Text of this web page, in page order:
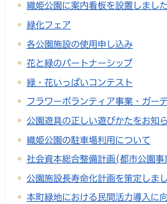
織姫公園に案内看板を設置しました
緑化フェア
各公園施設の使用申し込み
花と緑のパートナーシップ
緑・花いっぱいコンテスト
フラワーボランティア事業・ガー
公園遊具の正しい遊びかたをお知
織姫公園の駐車場利用について
社会資本総合整備計画(都市公園事
公園施設長寿命化計画を策定しまし
本町緑地における民間活力導入に